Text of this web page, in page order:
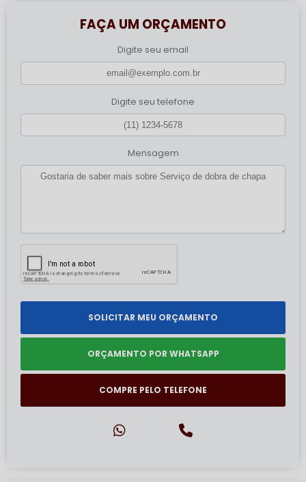
FAÇA UM ORÇAMENTO
Digite seu email
Digite seu telefone
Mensagem
SOLICITAR MEU ORÇAMENTO
ORÇAMENTO POR WHATSAPP
COMPRE PELO TELEFONE